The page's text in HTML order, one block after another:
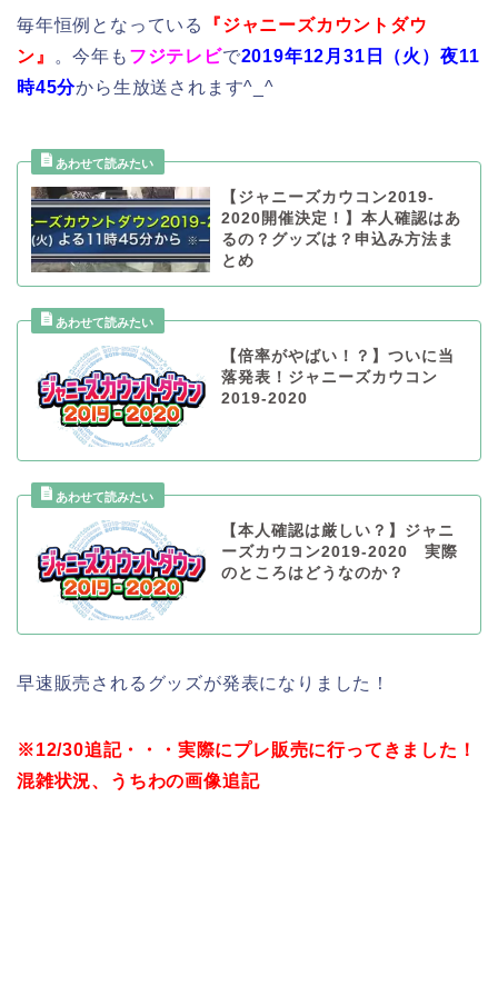
毎年恒例となっている
『ジャニーズカウントダウ
ン』
。今年も フジテレビで2019年12月31日（火）夜11
時45分から生放送されます^_^
【ジャニーズカウコン2019-
2020開催決定！】本人確認はあ
るの？グッズは？申込み方法ま
とめ
【倍率がやばい！？】ついに当
落発表！ジャニーズカウコン
2019-2020
【本人確認は厳しい？】ジャニ
ーズカウコン2019-2020 実際
のところはどうなのか？
早速販売されるグッズが発表になりました！
※12/30追記・・・実際にプレ販売に行ってきました！
混雑状況、うちわの画像追記